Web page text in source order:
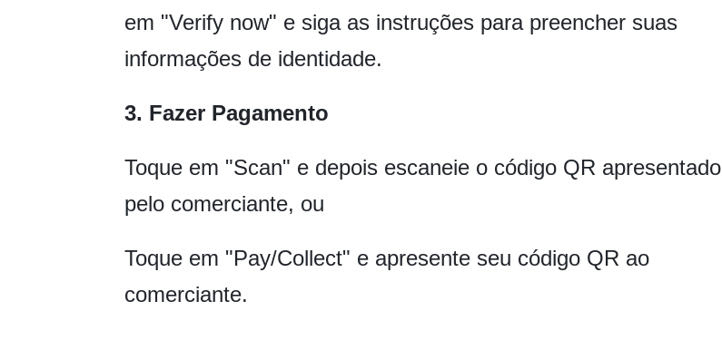
em "Verify now" e siga as instruções para preencher suas
informações de identidade.
3. Fazer Pagamento
Toque em "Scan" e depois escaneie o código QR apresentado
pelo comerciante, ou
Toque em "Pay/Collect" e apresente seu código QR ao
comerciante.